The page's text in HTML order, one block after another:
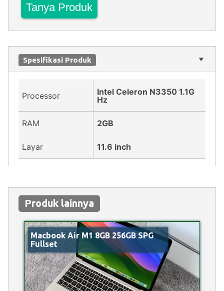
Tanya Produk
Spesifikasi Produk
Processor
Intel Celeron N3350 1.1G
Hz
RAM 2GB
Layar 11.6 inch
Produk lainnya
Macbook Air M1 8GB 256GB SPG
Fullset